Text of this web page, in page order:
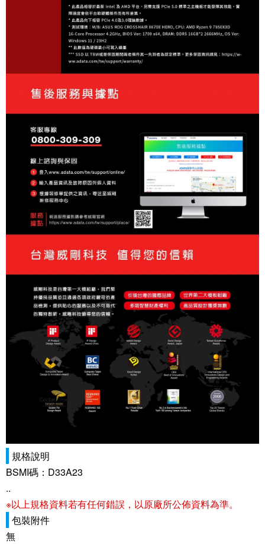
規格說明
BSMI碼：D33A23
..
※以上規格資料若有任何錯誤，以原廠所公佈資料為準。
包裝附件
無